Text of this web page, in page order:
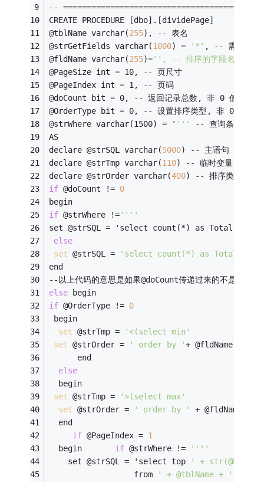
--
CREATE PROCEDURE [dbo].[dividePage]
@tblName varchar(255), -- 表名
@strGetFields varchar(1000) = '*' , -- 需要返回
@fldName varchar(255)='', -- 排序的字段名
@PageSize int = 10, -- 页尺寸
@PageIndex int = 1, -- 页码
@doCount bit = 0, -- 返回记录总数, 非 0 值则返回
@OrderType bit = 0, -- 设置排序类型, 非 0 值则降
@strWhere varchar(1500) = ' '''
-- 查询条件 (注
AS
declare @strSQL varchar(5000) -- 主语句
declare @strTmp varchar(110) -- 临时变量
declare @strOrder varchar(400) -- 排序类型
if @doCount != 0
begin
if @strWhere !=''' '
set @strSQL = 'select count(*) as Total from
else
set @strSQL =
'select count(*) as Total
end
--以上代码的意思是如果@doCount传递过来的不是
else begin
if @OrderType != 0
begin
set @strTmp =
'<(select min'
set @strOrder = ' order by '+ @fldName +
      end
else
  begin
set @strTmp =
'>(select max'
set @strOrder = ' order by ' + @fldName +
  end
if @PageIndex = 1
  begin
if @strWhere != ''' '
    set @strSQL = 'select top
' +
                  from
' + @tblName + '